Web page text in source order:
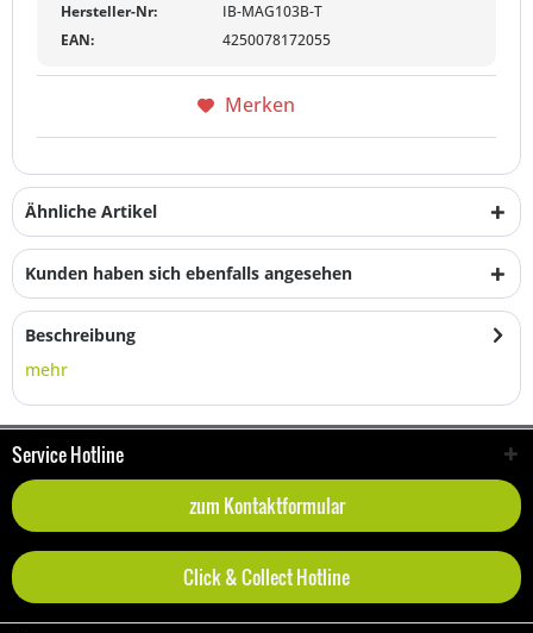
Hersteller-Nr:
IB-MAG103B-T
EAN:
4250078172055
Merken
Ähnliche Artikel
Kunden haben sich ebenfalls angesehen
Beschreibung
mehr
Service Hotline
zum Kontaktformular
Click & Collect Hotline